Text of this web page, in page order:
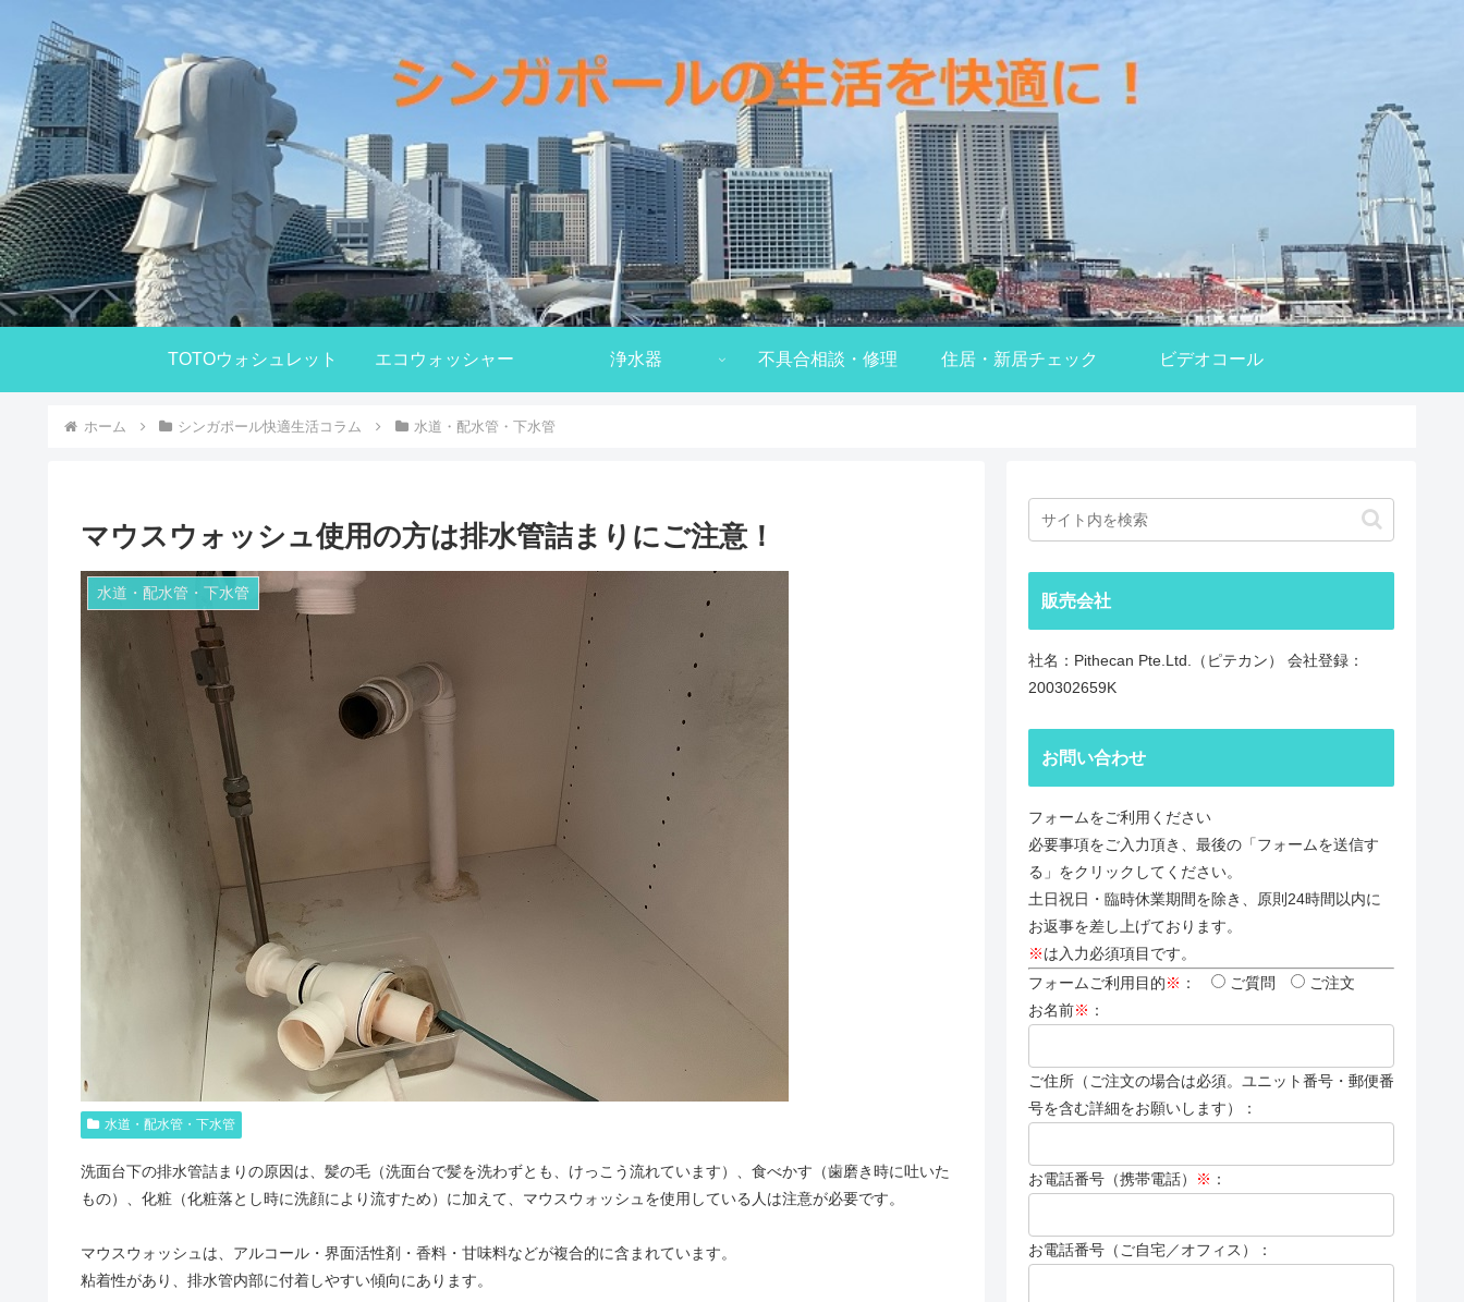
TOTOウォシュレット エコウォッシャー 浄水器 不具合相談・修理 住居・新居チェック ビデオコール
ホーム シンガポール快適生活コラム 水道・配水管・下水管
マウスウォッシュ使用の方は排水管詰まりにご注意！
水道・配水管・下水管
水道・配水管・下水管
洗面台下の排水管詰まりの原因は、髪の毛（洗面台で髪を洗わずとも、けっこう流れています）、食べかす（歯磨き時に吐いた
もの）、化粧（化粧落とし時に洗顔により流すため）に加えて、マウスウォッシュを使用している人は注意が必要です。
マウスウォッシュは、アルコール・界面活性剤・香料・甘味料などが複合的に含まれています。
粘着性があり、排水管内部に付着しやすい傾向にあります。
販売会社
社名：Pithecan Pte.Ltd.（ピテカン） 会社登録：
200302659K
お問い合わせ
フォームをご利用ください
必要事項をご入力頂き、最後の「フォームを送信す
る」をクリックしてください。
土日祝日・臨時休業期間を除き、原則24時間以内に
お返事を差し上げております。
※は入力必須項目です。
フォームご利用目的※ ： ご質問
ご注文
お名前※ ：
ご住所（ご注文の場合は必須。ユニット番号・郵便番
号を含む詳細をお願いします）：
お電話番号（携帯電話） ※ ：
お電話番号（ご自宅／オフィス）：